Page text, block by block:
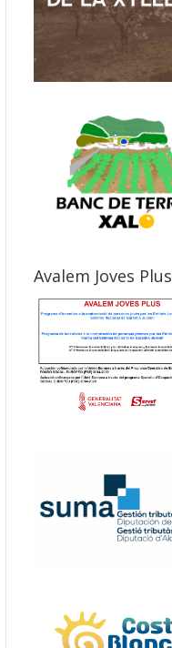
Avalem Joves Plus